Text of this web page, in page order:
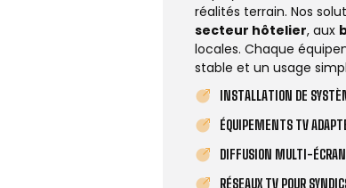
réalités terrain. Nos
secteur hôtelier, aux
locales. Chaque
stable et un usage
INSTALLATION DE
ÉQUIPEMENTS TV
DIFFUSION MULTI-
RÉSEAUX TV POUR